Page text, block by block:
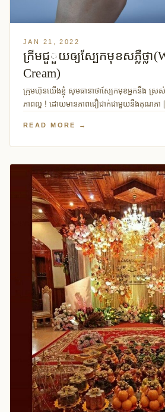
JAN 21, 2022
ក្រីមជួួយឲ្យស្បែកមុខសភ្លឺថ្លា
Cream)
ក្រុមហ៊ុនយើងខ្ញុំ សូមធានាថាស្បែកមុខអ្នកនឹង ស្រស់
ភាពល្អ ! ដោយមានភាពជឿជាក់ជាមួយនឹងគុណភា
READ MORE →